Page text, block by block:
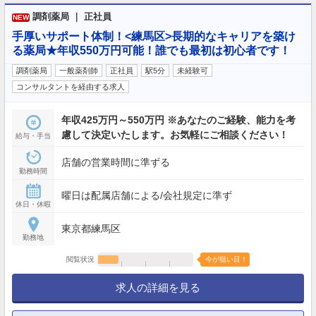
NEW 調剤薬局 ｜ 正社員
手厚いサポート体制！<練馬区>長期的なキャリアを築け
る薬局★年収550万円可能！誰でも最初は初心者です！
調剤薬局 一般薬剤師 正社員 駅5分
未経験可
コンサルタントを経由する求人
給与・手当
年収425万円～550万円 ※あなたのご経験、能力を考
慮して決定いたします。お気軽にご相談ください！
勤務時間
店舗の営業時間に準ずる
休日・休暇
曜日は配属店舗による/会社規定に準ず
勤務地
東京都練馬区
閲覧状況 今が狙い目！
求人の詳細を見る